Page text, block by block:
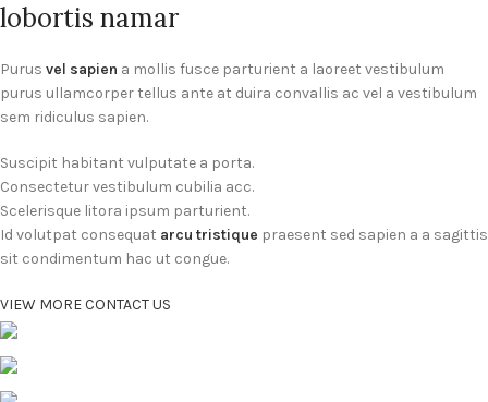
lobortis namar
Purus vel sapien a mollis fusce parturient a laoreet vestibulum
purus ullamcorper tellus ante at duira convallis ac vel a vestibulum
sem ridiculus sapien.
Suscipit habitant vulputate a porta.
Consectetur vestibulum cubilia acc.
Scelerisque litora ipsum parturient.
Id volutpat consequat arcu tristique praesent sed sapien a a sagittis
sit condimentum hac ut congue.
VIEW MORECONTACT US